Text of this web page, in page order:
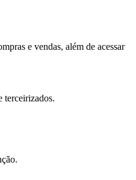
e vendas, além de acessar
terceirizados.